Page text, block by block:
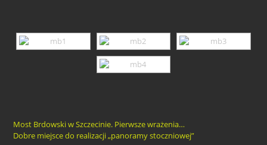
Most Brdowski w Szczecinie. Pierwsze wrażenia…
Dobre miejsce do realizacji „panoramy stoczniowej”